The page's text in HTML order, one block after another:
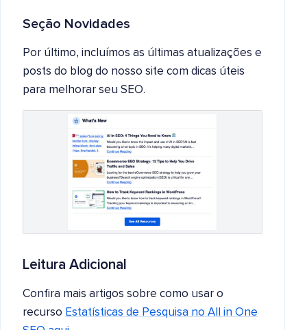
Seção Novidades
Por último, incluímos as últimas atualizações e
posts do blog do nosso site com dicas úteis
para melhorar seu SEO.
Leitura Adicional
Confira mais artigos sobre como usar o
recurso Estatísticas de Pesquisa no All in One